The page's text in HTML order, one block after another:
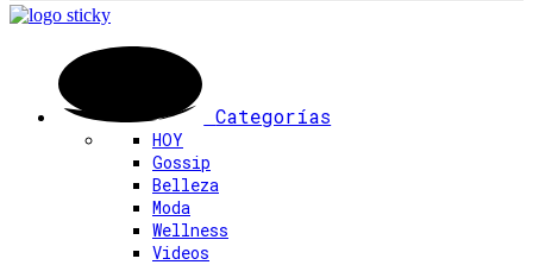
Categorías
HOY
Gossip
Belleza
Moda
Wellness
Videos